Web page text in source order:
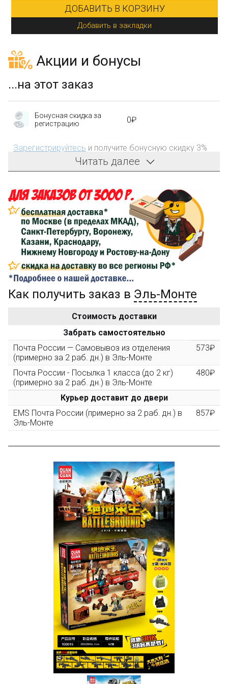
ДОБАВИТЬ В КОРЗИНУ
Добавить в закладки
Акции и бонусы
...на этот заказ
Бонусная скидка за
регистрацию
0₽
Зарегистрируйтесь и получите бонусную скидку 3%
на первый заказ!
затрат на доставку
Сделайте заказ на сумму не менее 3 000₽, оплатите
его на карту Сбербанка и получите 150₽ на
компенсацию доставки.
...на следующий заказ
Золотая скидка
персональная
10%
3000 рублей, Вы получите постоянную скидку на все
повторные заказы - 10%
Скидка за обзор
(фото сборки) до 10%
Пришлите фото поэтапной сборки купленного
конструктора и получите дополнительную скидку
10% при покупке следующего набора (не дороже 10
Скидка за отзыв
на нашем сайте до 100₽
Оставьте отзыв (не менее 50 символов) о товаре на
нашем сайте и получите купон на скидку 50₽ за
текстовый отзыв или 100₽ за отзыв с фото.
Скидка за отзыв
на Яндекс.Маркете 150₽
Оставьте отзыв (не менее 50 символов) о товаре
через системуЯндекс.Маркетс обязательным
указанием номера и даты заказа в нашем магазине
и получите купон на скидку 150₽
...уже сейчас
Участвуйте в конкурсах и розыгрышах в нашей
и выигрывайте отличные призы!
Читать далее
Как получить заказ в Эль-Монте
Стоимость доставки
Забрать самостоятельно
Почта России — Самовывоз из отделения
(примерно за 2 раб. дн.) в Эль-Монте
573₽
Почта России - Посылка 1 класса (до 2 кг)
(примерно за 2 раб. дн.) в Эль-Монте
480₽
Курьер доставит до двери
EMS Почта России (примерно за 2 раб. дн.) в
Эль-Монте
857₽